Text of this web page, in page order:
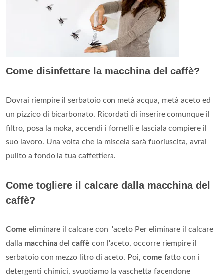
Come disinfettare la macchina del caffè?
Dovrai riempire il serbatoio con metà acqua, metà aceto ed
un pizzico di bicarbonato. Ricordati di inserire comunque il
filtro, posa la moka, accendi i fornelli e lasciala compiere il
suo lavoro. Una volta che la miscela sarà fuoriuscita, avrai
pulito a fondo la tua caffettiera.
Come togliere il calcare dalla macchina del
caffè?
Come eliminare il calcare con l'aceto Per eliminare il calcare
dalla macchina del caffè con l'aceto, occorre riempire il
serbatoio con mezzo litro di aceto. Poi, come fatto con i
detergenti chimici, svuotiamo la vaschetta facendone